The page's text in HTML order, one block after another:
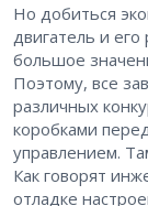
Но добиться
двигатель и
большое
Поэтому, все
различных
коробками
управлением.
Как говорят
отладке